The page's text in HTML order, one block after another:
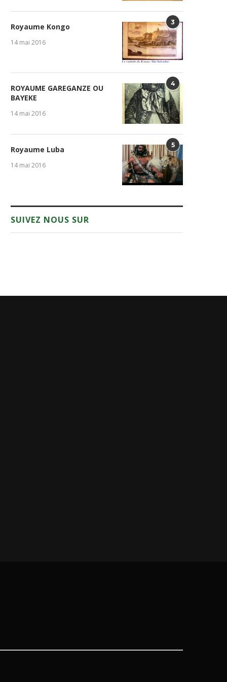
3
Royaume Kongo
14 mai 2016
4
ROYAUME GAREGANZE OU
BAYEKE
14 mai 2016
5
Royaume Luba
14 mai 2016
SUIVEZ NOUS SUR